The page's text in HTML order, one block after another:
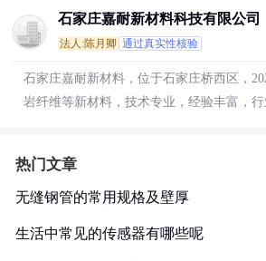
石家庄嘉耐新材料科技有限公司
法人:陈月卿 通过真实性核验
石家庄嘉耐新材料，位于石家庄桥西区，
岩纤维等新材料，技术专业，经验丰富，行
热门文章
无缝钢管的常用规格及壁厚
生活中常见的传感器有哪些呢